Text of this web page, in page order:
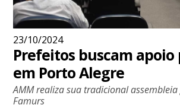
23/10/2024
Prefeitos buscam
em Porto Alegre
AMM realiza sua tradicional
Famurs